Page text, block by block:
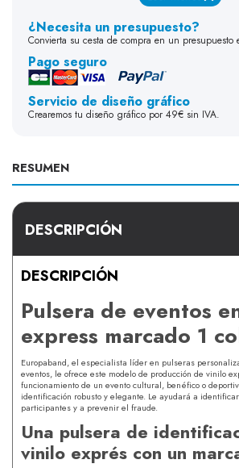
¿Necesita un presupuesto?
Convierta su cesta de compra en un presupuesto
Pago seguro
Servicio de diseño gráfico
Crearemos tu diseño gráfico por 49€ sin IVA.
RESUMEN
DESCRIPCIÓN
DESCRIPCIÓN
Pulsera de eventos
express marcado 1
Europaband, el especialista líder en pulseras
eventos, le ofrece este modelo de producción de vinilo
funcionamiento de un evento cultural, benéfico o
identificación robusto y elegante. Le ayudará a
participantes y a prevenir el fraude.
Una pulsera de
vinilo exprés con un